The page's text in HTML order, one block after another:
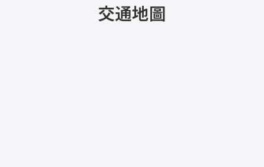
交通地圖